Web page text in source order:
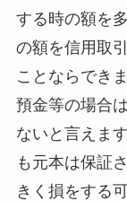
する時の額を
の額を信用取
ことならできま
預金等の場合
ないと言えま
も元本は保証
きく損をする